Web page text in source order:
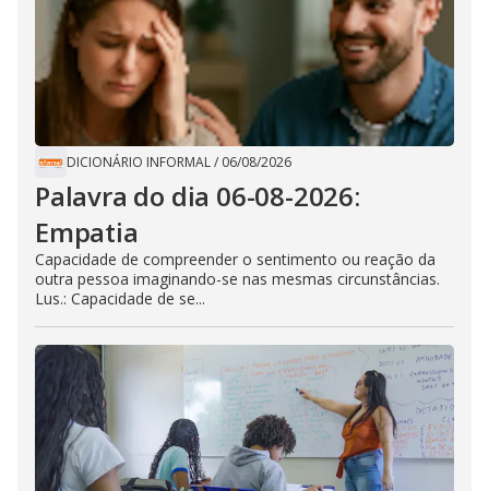
DICIONÁRIO INFORMAL/ 06/08/2026
Palavra do dia 06-08-2026:
Empatia
Capacidade de compreender o sentimento ou reação da
outra pessoa imaginando-se nas mesmas circunstâncias.
Lus.: Capacidade de se...